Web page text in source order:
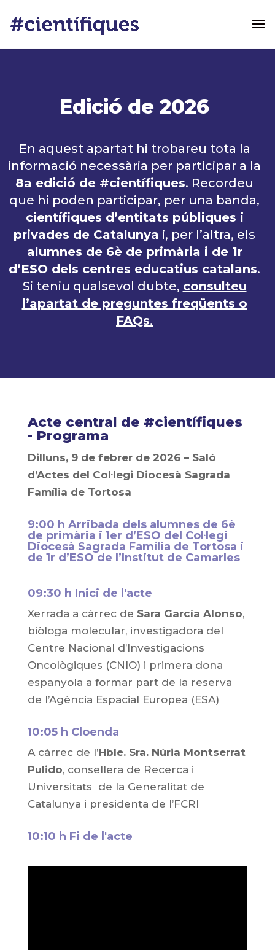
Edició de 2026
En aquest apartat hi trobareu tota la
informació necessària per participar a la
8a edició de #científiques. Recordeu
que hi poden participar, per una banda,
científiques d’entitats públiques i
privades de Catalunya i, per l’altra, els
alumnes de 6è de primària i de 1r
d’ESO dels centres educatius catalans.
Si teniu qualsevol dubte, consulteu
l’apartat de preguntes freqüents o
FAQs.
Acte central de #científiques
- Programa
Dilluns, 9 de febrer de 2026 – Saló
d’Actes del Col·legi Diocesà Sagrada
Família de Tortosa
9:00 h Arribada dels alumnes de 6è
de primària i 1er d’ESO del Col·legi
Diocesà Sagrada Família de Tortosa i
de 1r d’ESO de l’Institut de Camarles
09:30 h Inici de l'acte
Xerrada a càrrec de Sara García Alonso,
biòloga molecular, investigadora del
Centre Nacional d’Investigacions
Oncològiques (CNIO) i primera dona
espanyola a formar part de la reserva
de l’Agència Espacial Europea (ESA)
10:05 h Cloenda
A càrrec de l’Hble. Sra. Núria Montserrat
Pulido, consellera de Recerca i
Universitats de la Generalitat de
Catalunya i presidenta de l’FCRI
10:10 h Fi de l'acte